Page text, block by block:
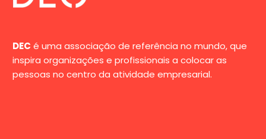
DEC é uma associação de referência no mundo, que
inspira organizações e profissionais a colocar as
pessoas no centro da atividade empresarial.